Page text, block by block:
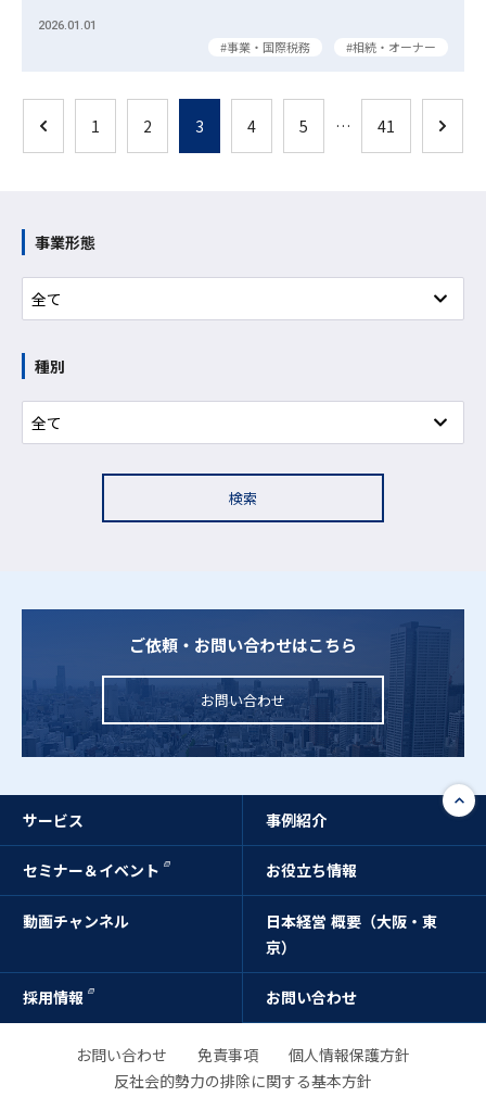
2026.01.01
事業・国際税務 相続・オーナー
1 2 3 4 5 … 41
事業形態
種別
検索
ご依頼・お問い合わせはこちら
お問い合わせ
サービス 事例紹介
セミナー＆イベント お役立ち情報
動画チャンネル
日本経営 概要（大阪・東
京）
採用情報 お問い合わせ
お問い合わせ 免責事項
個人情報保護方針
反社会的勢力の排除に関する基本方針